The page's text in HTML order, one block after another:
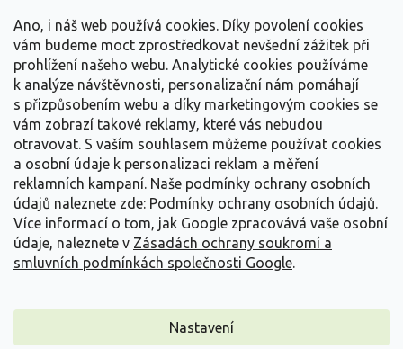
Ano, i náš web používá cookies. Díky povolení cookies
vám budeme moct zprostředkovat nevšední zážitek při
prohlížení našeho webu. Analytické cookies používáme
k analýze návštěvnosti, personalizační nám pomáhají
s přizpůsobením webu a díky marketingovým cookies se
vám zobrazí takové reklamy, které vás nebudou
otravovat. S vaším souhlasem můžeme používat cookies
a osobní údaje k personalizaci reklam a měření
reklamních kampaní. Naše podmínky ochrany osobních
údajů naleznete zde: Podmínky ochrany osobních údajů.
Více informací o tom, jak Google zpracovává vaše osobní
údaje, naleznete v Zásadách ochrany soukromí a
smluvních podmínkách společnosti Google.
Nastavení
Vše o nákupu
Informace pro Vás
Kontakujte nás
Vytvořil Shoptet